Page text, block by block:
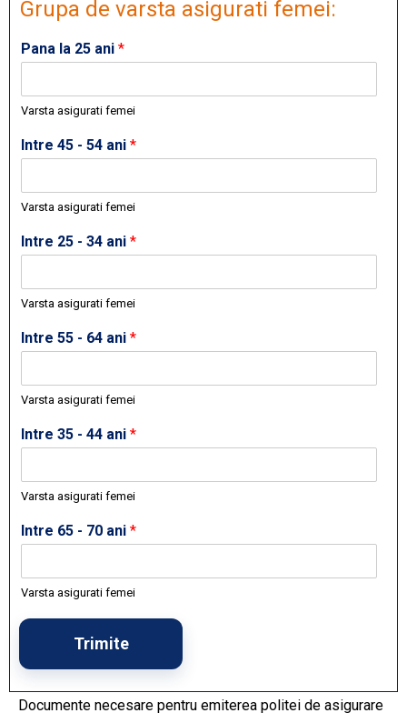
Grupa de varsta asigurati femei:
Pana la 25 ani *
Varsta asigurati femei
Intre 45 - 54 ani *
Varsta asigurati femei
Intre 25 - 34 ani *
Varsta asigurati femei
Intre 55 - 64 ani *
Varsta asigurati femei
Intre 35 - 44 ani *
Varsta asigurati femei
Intre 65 - 70 ani *
Varsta asigurati femei
Trimite
Documente necesare pentru emiterea politei de asigurare